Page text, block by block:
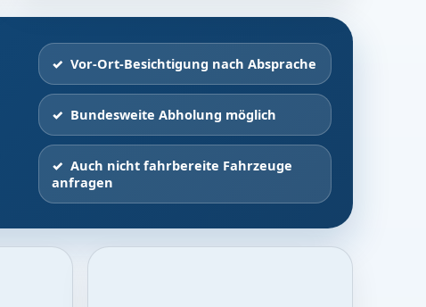
Vor-Ort-Besichtigung nach Absprache
Bundesweite Abholung möglich
Auch nicht fahrbereite Fahrzeuge
anfragen